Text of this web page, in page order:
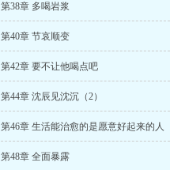
第38章 多喝岩浆
第40章 节哀顺变
第42章 要不让他喝点吧
第44章 沈辰见沈沉（2）
第46章 生活能治愈的是愿意好起来的人
第48章 全面暴露